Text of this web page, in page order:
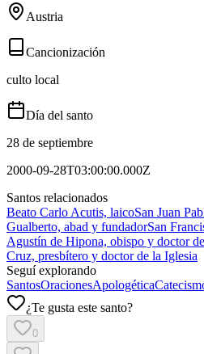
Austria
Cancionización
culto local
Día del santo
28 de septiembre
2000-09-28T03:00:00.000Z
Santos relacionados
Beato Carlo Acutis, laicoSan Juan
Gualberto, abad y fundadorSan
Agustín de Hipona, obispo y doctor
Cruz, presbítero y doctor de la Iglesia
Seguí explorando
SantosOracionesApologética
¿Te gusta este santo?
0